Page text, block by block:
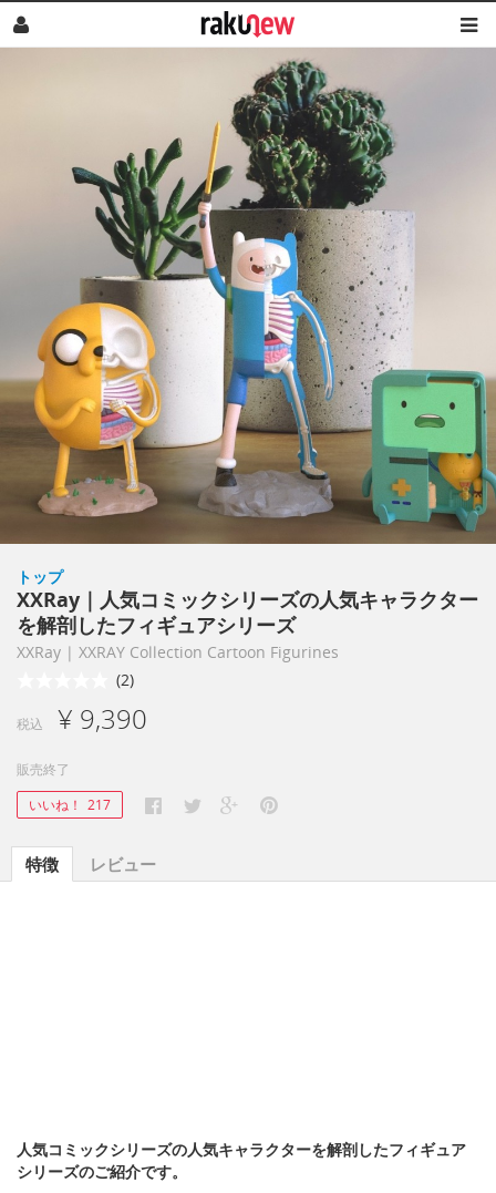
トップ
XXRay｜人気コミックシリーズの人気キャラクター
を解剖したフィギュアシリーズ
XXRay | XXRAY Collection Cartoon Figurines
(2)
税込 ¥ 9,390
販売終了
いいね！ 217
特徴 レビュー
人気コミックシリーズの人気キャラクターを解剖したフィギュア
シリーズのご紹介です。